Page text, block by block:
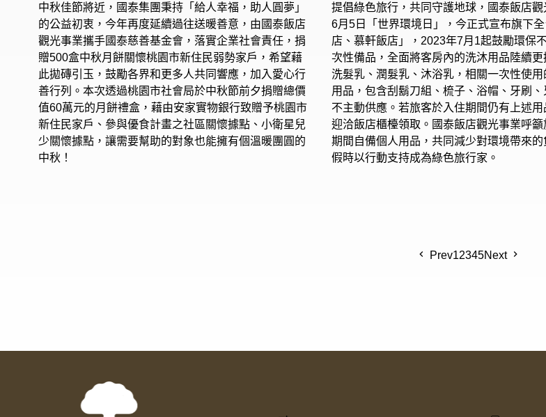
中秋佳節將近，國泰集團秉持「給人幸福，助人圓夢」
的公益初衷，今年再度延續過往送暖善意，由國泰飯店
觀光事業攜手國泰慈善基金會，落實企業社會責任，捐
贈500盒中秋月餅關懷桃園市新住民弱勢家戶，希望藉
此拋磚引玉，鼓勵各界和更多人共同響應，加入愛心行
善行列。本次透過桃園市社會局於中秋節前夕捐贈總價
值60萬元的月餅禮盒，藉由安家實物銀行致贈予桃園市
新住民家戶、參與優食計畫之社區關懷據點、小衛星兒
少關懷據點，讓需要幫助的對象也能擁有個溫暖團圓的
中秋！
提倡綠色旅行，共同守護地球，國泰飯店
6月5日「世界環境日」，今正式宣布旗下
店、慕軒飯店」，2023年7月1起鼓勵環保
次性備品，全面將客房內的洗沐用品陸續
洗髮乳、潤髮乳、沐浴乳，相關一次性使用
用品，包含刮鬍刀組、梳子、浴帽、牙刷
不主動供應。若旅客於入住期間仍有上述
迎洽飯店櫃檯領取。國泰飯店觀光事業呼籲
期間自備個人用品，共同減少對環境帶來
假時以行動支持成為綠色旅行家。
Prev12345Next